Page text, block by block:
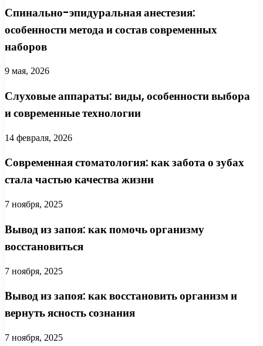
Спинально-эпидуральная анестезия:
особенности метода и состав современных
наборов
9 мая, 2026
Слуховые аппараты: виды, особенности выбора
и современные технологии
14 февраля, 2026
Современная стоматология: как забота о зубах
стала частью качества жизни
7 ноября, 2025
Вывод из запоя: как помочь организму
восстановиться
7 ноября, 2025
Вывод из запоя: как восстановить организм и
вернуть ясность сознания
7 ноября, 2025